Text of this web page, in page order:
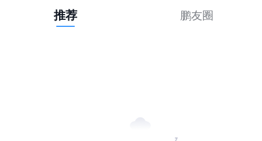
推荐 鹏友圈